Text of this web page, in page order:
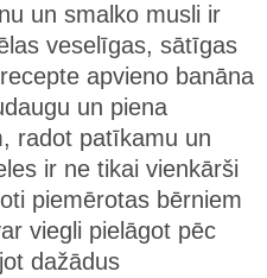
un smalko musli ir
veselīgas, sātīgas
apvieno banāna
un piena
radot patīkamu un
ir ne tikai vienkārši
piemērotas bērniem
viegli pielāgot pēc
dažādus